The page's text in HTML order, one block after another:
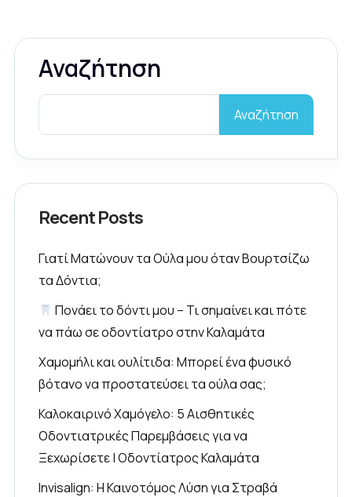
Αναζήτηση
Αναζήτηση
Recent Posts
Γιατί Ματώνουν τα Ούλα μου όταν Βουρτσίζω
τα Δόντια;
Πονάει το δόντι μου – Τι σημαίνει και πότε
να πάω σε οδοντίατρο στην Καλαμάτα
Χαμομήλι και ουλίτιδα: Μπορεί ένα φυσικό
βότανο να προστατεύσει τα ούλα σας;
Καλοκαιρινό Χαμόγελο: 5 Αισθητικές
Οδοντιατρικές Παρεμβάσεις για να
Ξεχωρίσετε | Οδοντίατρος Καλαμάτα
Invisalign: Η Καινοτόμος Λύση για Στραβά